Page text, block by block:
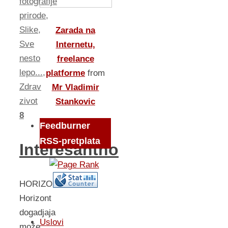
prirode,
Slike,
Sve
nesto
lepo...,
Zdrav
zivot
8
Interesantno
HORIZONT
Horizont
dogadjaja
Zarada na
Internetu,
freelance
platforme from
Mr Vladimir
Stankovic
Feedburner
RSS-pretplata
Uslovi